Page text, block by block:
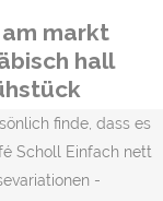
markt
hall
finde, dass es
Scholl Einfach nett
-